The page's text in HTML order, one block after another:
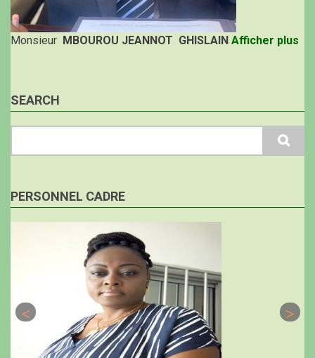
Monsieur MBOUROU JEANNOT GHISLAIN Afficher plus
SEARCH
PERSONNEL CADRE